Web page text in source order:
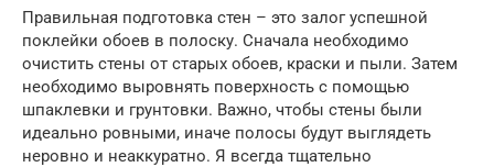
Правильная подготовка стен – это залог успешной
поклейки обоев в полоску. Сначала необходимо
очистить стены от старых обоев, краски и пыли. Затем
необходимо выровнять поверхность с помощью
шпаклевки и грунтовки. Важно, чтобы стены были
идеально ровными, иначе полосы будут выглядеть
неровно и неаккуратно. Я всегда тщательно